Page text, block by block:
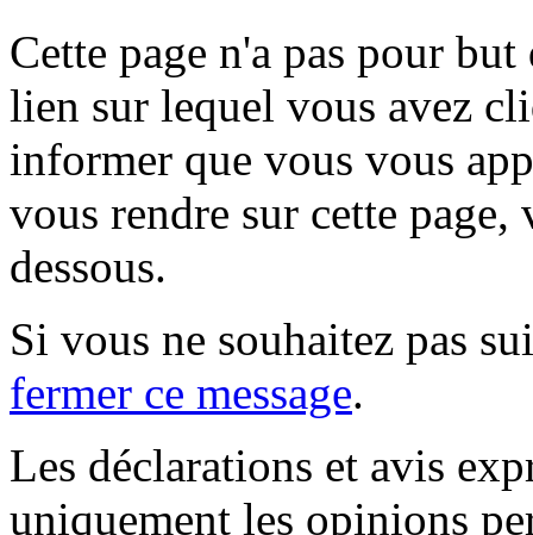
Cette page n'a pas pour
lien sur lequel vous avez
informer que vous vous
vous rendre sur cette
dessous.
Si vous ne souhaitez pas
fermer ce message.
Les déclarations et avis
uniquement les opinions